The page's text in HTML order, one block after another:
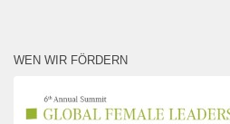
WEN WIR FÖRDERN